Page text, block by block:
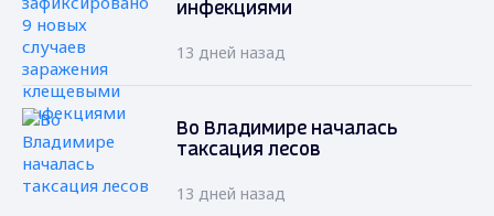
инфекциями
13 дней назад
Во Владимире началась
таксация лесов
13 дней назад